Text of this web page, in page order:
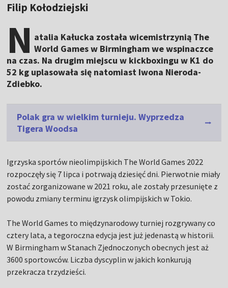
Filip Kołodziejski
N atalia Kałucka została wicemistrzynią The
World Games w Birmingham we wspinaczce
na czas. Na drugim miejscu w kickboxingu w K1 do
52 kg uplasowała się natomiast Iwona Nieroda-
Zdiebko.
Polak gra w wielkim turnieju. Wyprzedza
Tigera Woodsa
Igrzyska sportów nieolimpijskich The World Games 2022
rozpoczęły się 7 lipca i potrwają dziesięć dni. Pierwotnie miały
zostać zorganizowane w 2021 roku, ale zostały przesunięte z
powodu zmiany terminu igrzysk olimpijskich w Tokio.
The World Games to międzynarodowy turniej rozgrywany co
cztery lata, a tegoroczna edycja jest już jedenastą w historii.
W Birmingham w Stanach Zjednoczonych obecnych jest aż
3600 sportowców. Liczba dyscyplin w jakich konkurują
przekracza trzydzieści.